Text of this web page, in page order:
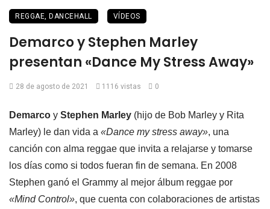
REGGAE, DANCEHALL VÍDEOS
Demarco y Stephen Marley
presentan «Dance My Stress Away»
28 de agosto de 2021 1116 vistas 0
Demarco y Stephen Marley (hijo de Bob Marley y Rita
Marley) le dan vida a «Dance my stress away», una
canción con alma reggae que invita a relajarse y tomarse
los días como si todos fueran fin de semana. En 2008
Stephen ganó el Grammy al mejor álbum reggae por
«Mind Control», que cuenta con colaboraciones de artistas